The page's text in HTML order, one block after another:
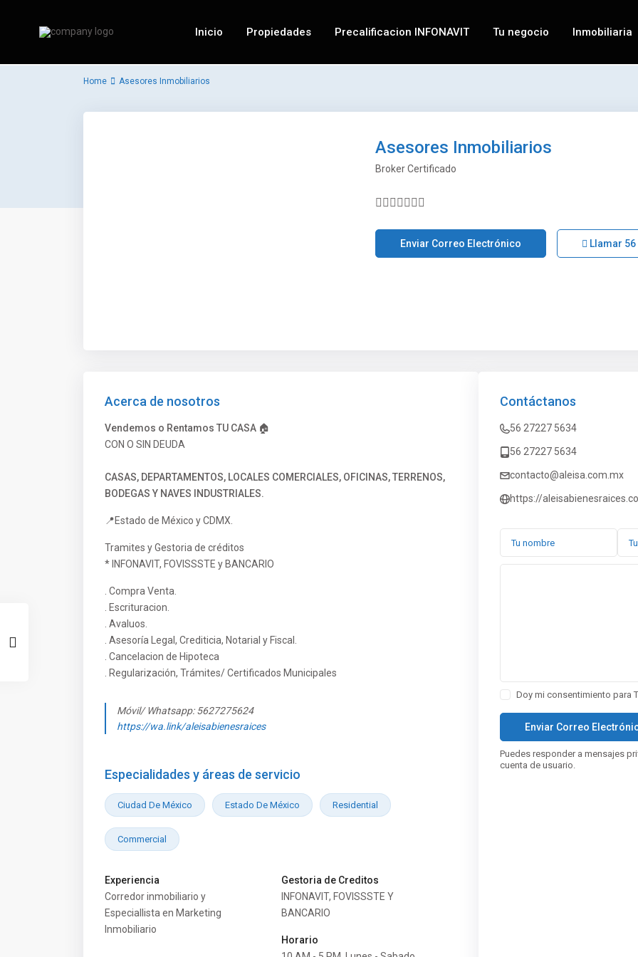
Inicio Propiedades Precalificacion INFONAVIT Tu negocio Inmobiliaria
Home Asesores Inmobiliarios
Asesores Inmobiliarios
Broker Certificado
Enviar Correo Electrónico Llamar
Acerca de nosotros
Vendemos o Rentamos TU CASA 🏠
CON O SIN DEUDA
CASAS, DEPARTAMENTOS, LOCALES COMERCIALES, OFICINAS, TERRENOS,
BODEGAS Y NAVES INDUSTRIALES.
📍Estado de México y CDMX.
Tramites y Gestoria de créditos
* INFONAVIT, FOVISSSTE y BANCARIO
. Compra Venta.
. Escrituracion.
. Avaluos.
. Asesoría Legal, Crediticia, Notarial y Fiscal.
. Cancelacion de Hipoteca
. Regularización, Trámites/ Certificados Municipales
Móvil/ Whatsapp: 5627275624
https://wa.link/aleisabienesraices
Especialidades y áreas de servicio
Ciudad De México Estado De México Residential
Commercial
Experiencia
Corredor inmobiliario y
Especiallista en Marketing
Inmobiliario
Gestoria de Creditos
INFONAVIT, FOVISSSTE Y
BANCARIO
Horario
Contáctanos
56 27227 5634
56 27227 5634
contacto@aleisa.com.mx
https://
Doy mi consentimiento para
Puedes responder a mensajes
cuenta de usuario.